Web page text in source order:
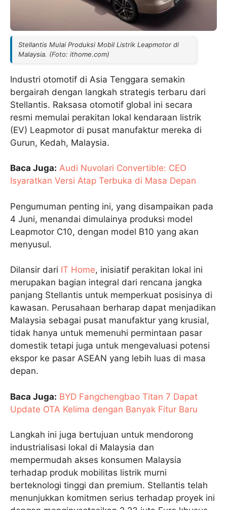
Stellantis Mulai Produksi Mobil Listrik Leapmotor di
Malaysia. (Foto: ithome.com)
Industri otomotif di Asia Tenggara semakin
bergairah dengan langkah strategis terbaru dari
Stellantis. Raksasa otomotif global ini secara
resmi memulai perakitan lokal kendaraan listrik
(EV) Leapmotor di pusat manufaktur mereka di
Gurun, Kedah, Malaysia.
Baca Juga: Audi Nuvolari Convertible: CEO
Isyaratkan Versi Atap Terbuka di Masa Depan
Pengumuman penting ini, yang disampaikan pada
4 Juni, menandai dimulainya produksi model
Leapmotor C10, dengan model B10 yang akan
menyusul.
Dilansir dari IT Home, inisiatif perakitan lokal ini
merupakan bagian integral dari rencana jangka
panjang Stellantis untuk memperkuat posisinya di
kawasan. Perusahaan berharap dapat menjadikan
Malaysia sebagai pusat manufaktur yang krusial,
tidak hanya untuk memenuhi permintaan pasar
domestik tetapi juga untuk mengevaluasi potensi
ekspor ke pasar ASEAN yang lebih luas di masa
depan.
Baca Juga: BYD Fangchengbao Titan 7 Dapat
Update OTA Kelima dengan Banyak Fitur Baru
Langkah ini juga bertujuan untuk mendorong
industrialisasi lokal di Malaysia dan
mempermudah akses konsumen Malaysia
terhadap produk mobilitas listrik murni
berteknologi tinggi dan premium. Stellantis telah
menunjukkan komitmen serius terhadap proyek ini